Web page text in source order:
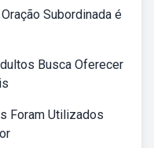
Subordinada é
Busca Oferecer
Foram Utilizados